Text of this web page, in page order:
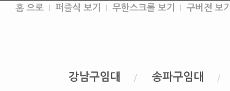
홈 으로 퍼즐식 보기 무한스크롤 보기 구버전 보기
강남구임대 송파구임대